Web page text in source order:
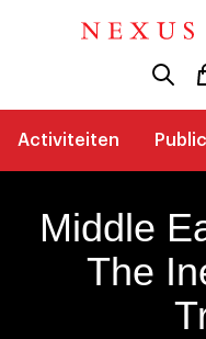
Activiteiten
Middle
The